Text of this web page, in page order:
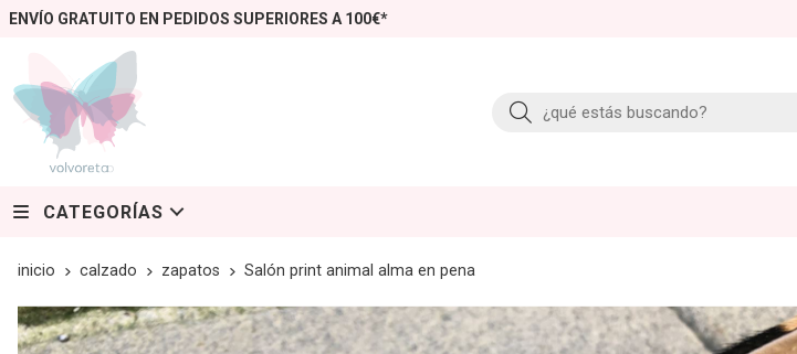
ENVÍO GRATUITO EN PEDIDOS SUPERIORES A 100€*
Buscar
CATEGORÍAS
inicio calzado zapatos Salón print animal alma en pena